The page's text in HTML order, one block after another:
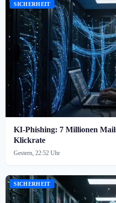
SICHERHEIT
KI-Phishing: 7 Millionen
Klickrate
Gestern, 22:52 Uhr
SICHERHEIT